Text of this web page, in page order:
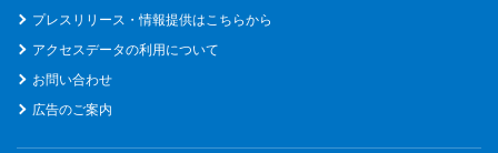
プレスリリース・情報提供はこちらから
アクセスデータの利用について
お問い合わせ
広告のご案内